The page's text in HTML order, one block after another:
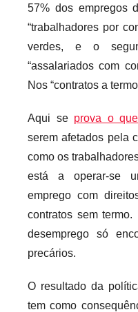
57% dos empregos
“trabalhadores por
verdes, e o
“assalariados com
Nos “contratos a
Aqui se prova o
serem afetados pela
como os
está a operar-se
emprego com
contratos sem
desemprego só
precários.
O resultado da
tem como